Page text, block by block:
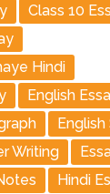
Class 10
Hindi
English
Writing
Hindi